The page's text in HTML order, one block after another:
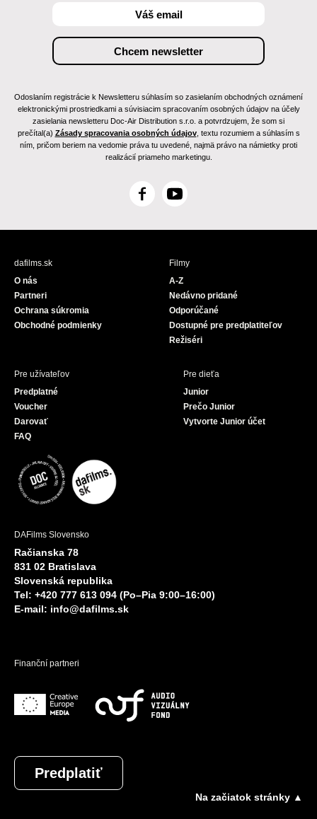
Odoslaním registrácie k Newsletteru súhlasím so zasielaním obchodných oznámení
elektronickými prostriedkami a súvisiacim spracovaním osobných údajov na účely
zasielania newsletteru Doc-Air Distribution s.r.o. a potvrdzujem, že som si
prečítal(a) Zásady spracovania osobných údajov, textu rozumiem a súhlasím s
ním, pričom beriem na vedomie práva tu uvedené, najmä právo na námietky proti
realizácií priameho marketingu.
F
c
Y
u
e
dafilms.sk
O nás
Partneri
Ochrana súkromia
Obchodné podmienky
Filmy
A-Z
Nedávno pridané
Odporúčané
Dostupné pre predplatiteľov
Režiséri
Pre užívateľov
Predplatné
Voucher
Darovať
FAQ
Pre dieťa
Junior
Prečo Junior
Vytvorte Junior účet
DAFilms Slovensko
Račianska 78
831 02 Bratislava
Slovenská republika
Tel: +420 777 613 094 (Po–Pia 9:00–16:00)
E-mail: info@dafilms.sk
Finanční partneri
Predplatiť
Na začiatok stránky ▲